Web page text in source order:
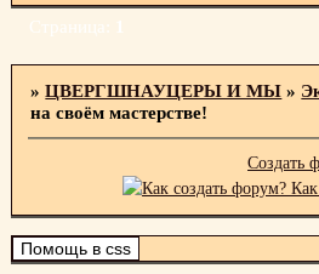
Страница: 1
»ЦВЕРГШНАУЦЕРЫ И МЫ »
на своём мастерстве!
Создать